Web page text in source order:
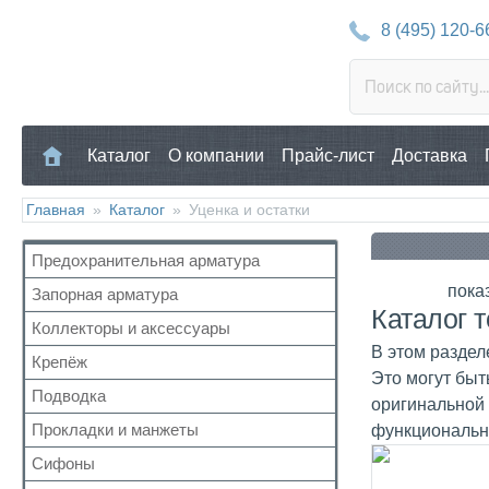
8 (495) 120-
Каталог О компании Прайс-лист Доставка
Главная » Каталог » Уценка и остатки
Предохранительная арматура
Воздухоотводчик
Клапан предохранительный
Манометр/Термометр
Обратный клапан
Поплавковый клапан
Регулятор давления
Кран Маевского
Запорная арматура
Кран шаровый для воды
Кран с американкой
Краны прочие
Краны для бытовой техники
Для радиаторов
Дачные краны
Коллекторы и аксессуары
Аксессуары для коллекторов
Коллекторные группы
Коллекторы
Крепёж
Для труб
Для радиатора
Прочий
Подводка
Газ
Газ сильфон
Вода
Прокладки и манжеты
Прокладки
Сифоны
Каталог
В этом
Это могут